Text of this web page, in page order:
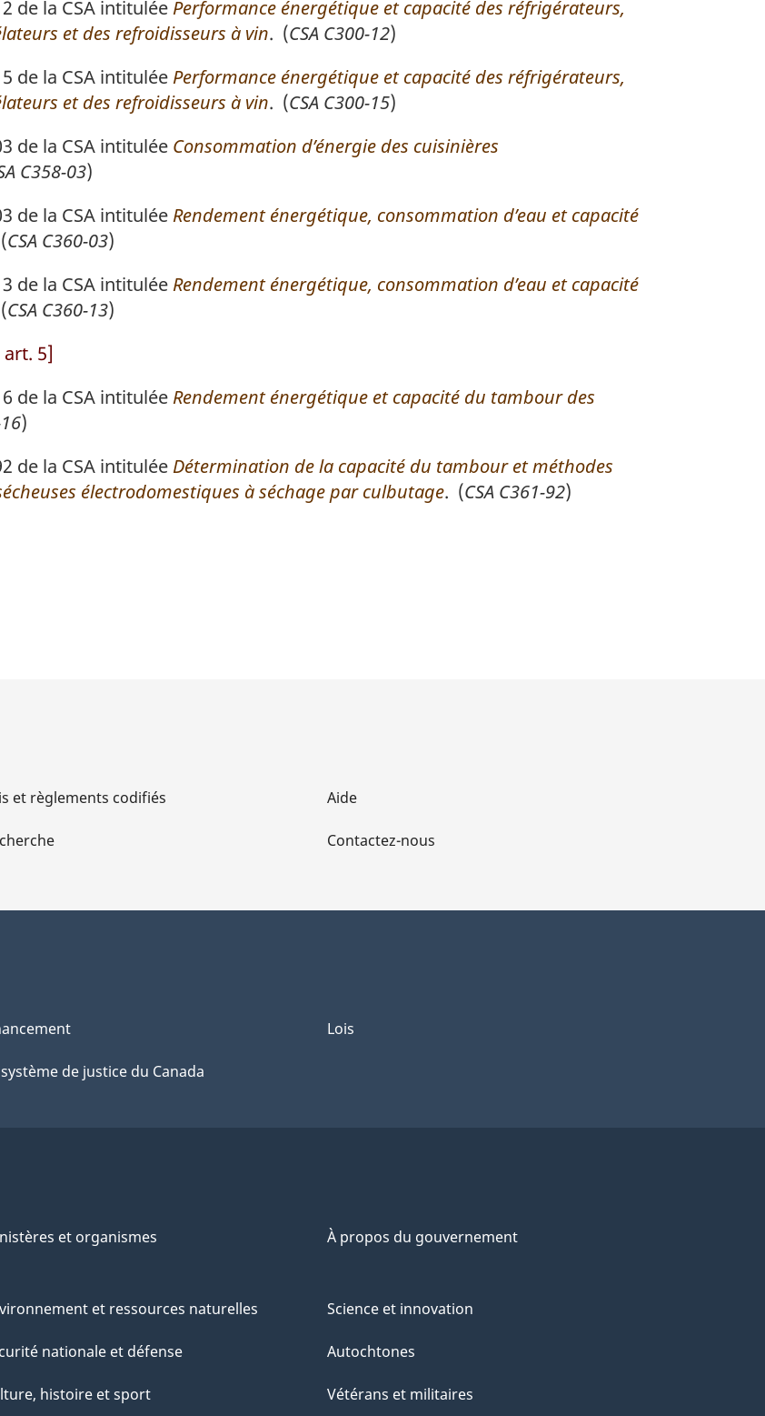
de la CSA intitulée Performance énergétique et capacité des réfrigérateurs,
et des refroidisseurs à vin. (CSA C300-12)
de la CSA intitulée Performance énergétique et capacité des réfrigérateurs,
et des refroidisseurs à vin. (CSA C300-15)
de la CSA intitulée Consommation d’énergie des cuisinières
C358-03)
de la CSA intitulée Rendement énergétique, consommation d’eau et capacité
CSA C360-03)
de la CSA intitulée Rendement énergétique, consommation d’eau et capacité
CSA C360-13)
art. 5]
de la CSA intitulée Rendement énergétique et capacité du tambour des
)
de la CSA intitulée Détermination de la capacité du tambour et méthodes
électrodomestiques à séchage par culbutage. (CSA C361-92)
et règlements codifiés Aide
Contactez-nous
de justice du Canada
Lois
et organismes À propos du gouvernement
et ressources naturelles
nationale et défense
histoire et sport
Science et innovation
Autochtones
Vétérans et militaires